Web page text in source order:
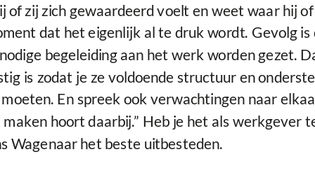
zij zich gewaardeerd voelt en weet waar hij
dat het eigenlijk al te druk wordt. Gevolg
begeleiding aan het werk worden gezet.
is zodat je ze voldoende structuur en
En spreek ook verwachtingen naar
hoort daarbij.” Heb je het als werkgever
Wagenaar het beste uitbesteden.